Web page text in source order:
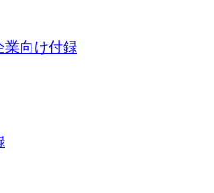
業向け付録